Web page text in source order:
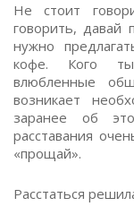
Не стоит
говорить, давай
нужно
кофе. Кого
влюбленные
возникает
заранее об
расставания
«прощай».
Расстаться